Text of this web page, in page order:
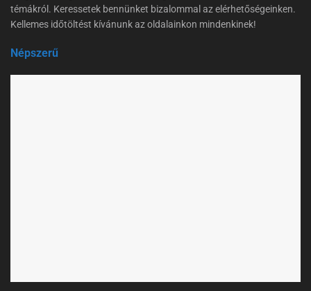
témákról. Keressetek bennünket bizalommal az elérhetőségeinken.
Kellemes időtöltést kívánunk az oldalainkon mindenkinek!
Népszerű